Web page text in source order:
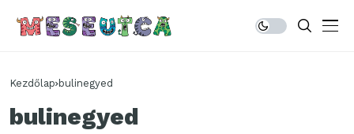
Kezdőlap bulinegyed
bulinegyed